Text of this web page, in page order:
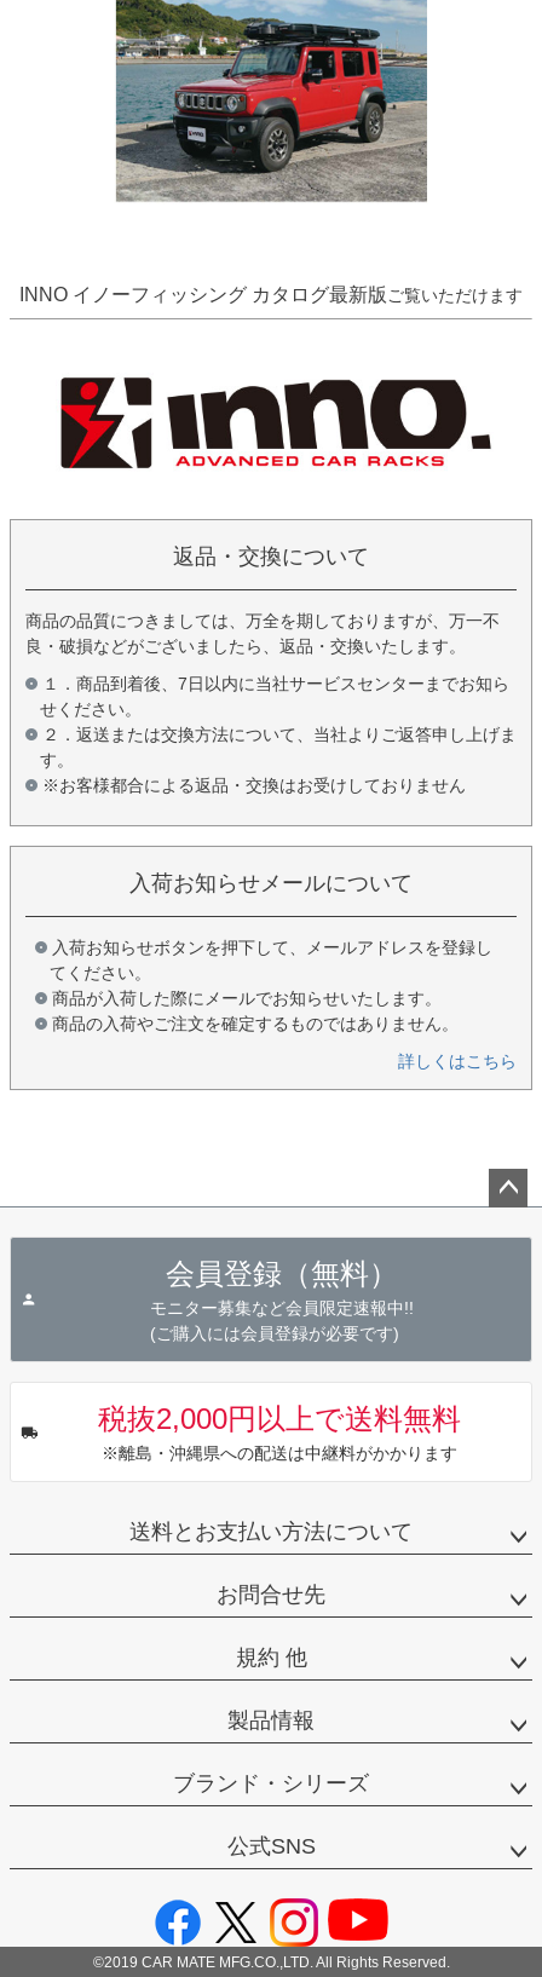
INNO イノーフィッシング カタログ最新版ご覧いただけます
返品・交換について
商品の品質につきましては、万全を期しておりますが、万一不
良・破損などがございましたら、返品・交換いたします。
１．商品到着後、7日以内に当社サービスセンターまでお知ら
せください。
２．返送または交換方法について、当社よりご返答申し上げま
す。
※お客様都合による返品・交換はお受けしておりません
入荷お知らせメールについて
入荷お知らせボタンを押下して、メールアドレスを登録し
てください。
商品が入荷した際にメールでお知らせいたします。
商品の入荷やご注文を確定するものではありません。
詳しくはこちら
会員登録（無料）
モニター募集など会員限定速報中!!
(ご購入には会員登録が必要です)
税抜2,000円以上で送料無料
※離島・沖縄県への配送は中継料がかかります
送料とお支払い方法について
お問合せ先
規約 他
製品情報
ブランド・シリーズ
公式SNS
©2019 CAR MATE MFG.CO.,LTD. All Rights Reserved.